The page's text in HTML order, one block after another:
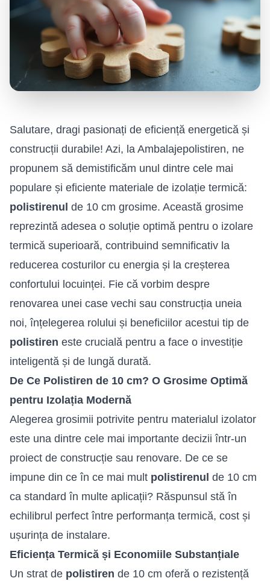
Salutare, dragi pasionați de eficiență energetică și
construcții durabile! Azi, la Ambalajepolistiren, ne
propunem să demistificăm unul dintre cele mai
populare și eficiente materiale de izolație termică:
polistirenul de 10 cm grosime. Această grosime
reprezintă adesea o soluție optimă pentru o izolare
termică superioară, contribuind semnificativ la
reducerea costurilor cu energia și la creșterea
confortului locuinței. Fie că vorbim despre
renovarea unei case vechi sau construcția uneia
noi, înțelegerea rolului și beneficiilor acestui tip de
polistiren este crucială pentru a face o investiție
inteligentă și de lungă durată.
De Ce Polistiren de 10 cm? O Grosime Optimă
pentru Izolația Modernă
Alegerea grosimii potrivite pentru materialul izolator
este una dintre cele mai importante decizii într-un
proiect de construcție sau renovare. De ce se
impune din ce în ce mai mult polistirenul de 10 cm
ca standard în multe aplicații? Răspunsul stă în
echilibrul perfect între performanța termică, cost și
ușurința de instalare.
Eficiența Termică și Economiile Substanțiale
Un strat de polistiren de 10 cm oferă o rezistență